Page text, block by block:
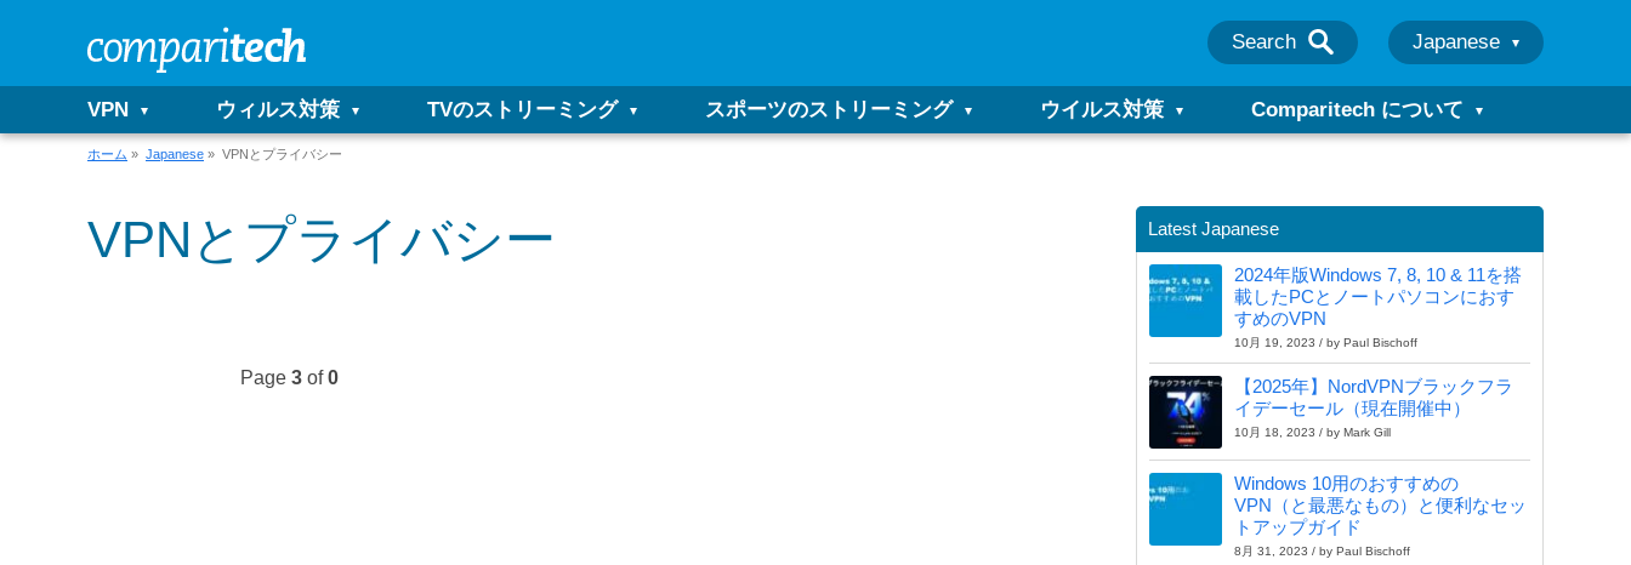
Search Japanese
VPN ウィルス対策 TVのストリーミング スポーツのストリーミング ウイルス対策 Comparitech について
ホーム » Japanese » VPNとプライバシー
VPNとプライバシー
Page3 of0
Latest Japanese
2024年版Windows 7, 8, 10 & 11を搭
載したPCとノートパソコンにおす
すめのVPN
10月 19, 2023 / by Paul Bischoff
【2025年】NordVPNブラックフラ
イデーセール（現在開催中）
10月 18, 2023 / by Mark Gill
Windows 10用のおすすめの
VPN（と最悪なもの）と便利なセッ
トアップガイド
8月 31, 2023 / by Paul Bischoff